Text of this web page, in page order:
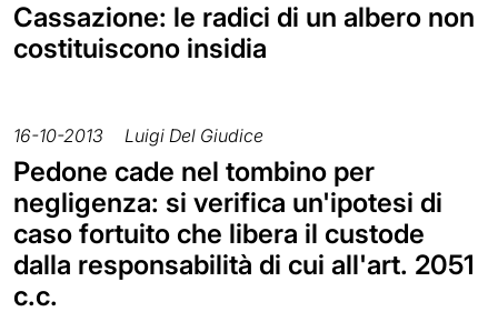
Cassazione: le radici di un albero non
costituiscono insidia
16-10-2013 Luigi Del Giudice
Pedone cade nel tombino per
negligenza: si verifica un'ipotesi di
caso fortuito che libera il custode
dalla responsabilità di cui all'art. 2051
c.c.